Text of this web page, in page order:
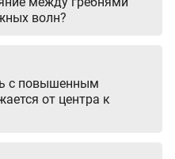
волн?
с повышенным
от центра к